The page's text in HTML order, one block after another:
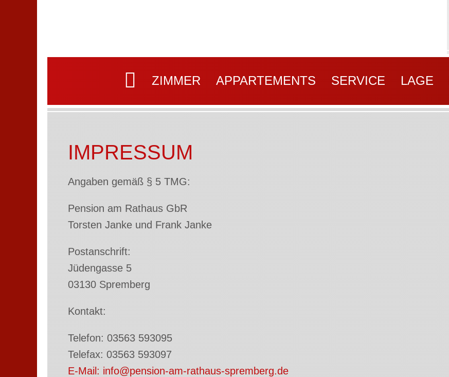
ZIMMER APPARTEMENTS SERVICE LAGE
IMPRESSUM
Angaben gemäß § 5 TMG:
Pension am Rathaus GbR
Torsten Janke und Frank Janke
Postanschrift:
Jüdengasse 5
03130 Spremberg
Kontakt:
Telefon: 03563 593095
Telefax: 03563 593097
E-Mail: info@pension-am-rathaus-spremberg.de